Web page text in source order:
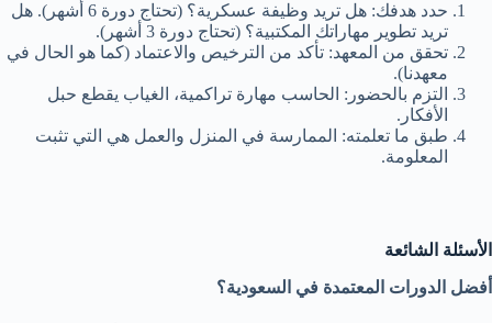
حدد هدفك: هل تريد وظيفة عسكرية؟ (تحتاج دورة 6 أشهر). هل
تريد تطوير مهاراتك المكتبية؟ (تحتاج دورة 3 أشهر).
تحقق من المعهد: تأكد من الترخيص والاعتماد (كما هو الحال في
معهدنا).
التزم بالحضور: الحاسب مهارة تراكمية، الغياب يقطع حبل
الأفكار.
طبق ما تعلمته: الممارسة في المنزل والعمل هي التي تثبت
المعلومة.
الأسئلة الشائعة
أفضل الدورات المعتمدة في السعودية؟